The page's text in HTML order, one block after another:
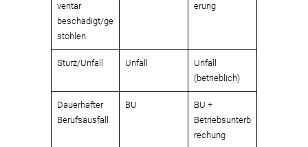
ventar
beschädigt/ge
stohlen
erung
Sturz/Unfall Unfall
Unfall
(betrieblich)
Dauerhafter
Berufsausfall
BU
BU +
Betriebsunterb
rechung